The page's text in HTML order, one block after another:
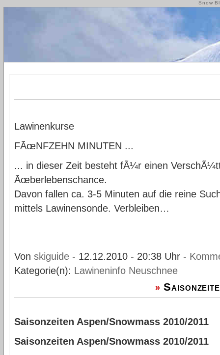
Snow
Lawinenkurse
FÃœNFZEHN MINUTEN ...
... in dieser Zeit besteht fÃ¼r einen
Ãœberlebenschance.
Davon fallen ca. 3-5 Minuten auf die reine
mittels Lawinensonde. Verbleiben…
Von skiguide- 12.12.2010 - 20:38 Uhr -
Kategorie(n): Lawineninfo Neuschnee
»
Saisonzeiten Aspen/Snowmass 2010/2011
Saisonzeiten Aspen/Snowmass 2010/2011